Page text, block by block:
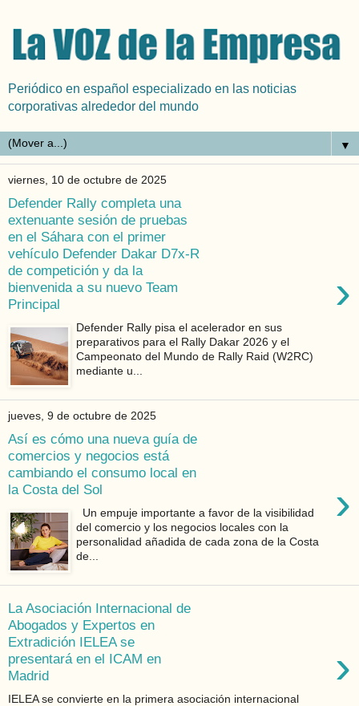
Periódico en español especializado en las noticias
corporativas alrededor del mundo
▼
viernes, 10 de octubre de 2025
Defender Rally completa una
extenuante sesión de pruebas
en el Sáhara con el primer
vehículo Defender Dakar D7x-R
de competición y da la
bienvenida a su nuevo Team
Principal
›
Defender Rally pisa el acelerador en sus
preparativos para el Rally Dakar 2026 y el
Campeonato del Mundo de Rally Raid (W2RC)
mediante u...
jueves, 9 de octubre de 2025
Así es cómo una nueva guía de
comercios y negocios está
cambiando el consumo local en
la Costa del Sol
›
Un empuje importante a favor de la visibilidad
del comercio y los negocios locales con la
personalidad añadida de cada zona de la Costa
de...
La Asociación Internacional de
Abogados y Expertos en
Extradición IELEA se
presentará en el ICAM en
Madrid
›
IELEA se convierte en la primera asociación internacional